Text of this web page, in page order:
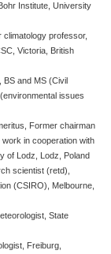
Institute, University
climatology professor,
Victoria, British
BS and MS (Civil
issues
Former chairman
in cooperation with
of Lodz, Lodz, Poland
scientist (retd),
(CSIRO), Melbourne,
State
Freiburg,